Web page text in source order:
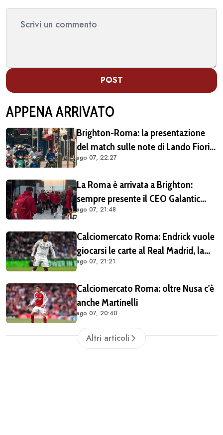
POST
APPENA ARRIVATO
Brighton-Roma: la presentazione
del match sulle note di Lando Fiorini
(VIDEO)
ago 07, 22:27
La Roma è arrivata a Brighton:
sempre presente il CEO Galantic
(VIDEO)
ago 07, 21:48
Calciomercato Roma: Endrick vuole
giocarsi le carte al Real Madrid, la
pista si complica
ago 07, 21:21
Calciomercato Roma: oltre Nusa c'è
anche Martinelli
ago 07, 20:40
Altri articoli